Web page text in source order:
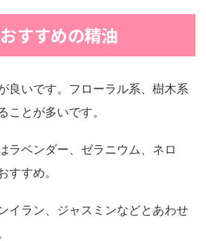
すすめの精油
良いです。フローラル系、樹木系
ことが多いです。
ラベンダー、ゼラニウム、ネロ
すすめ。
イラン、ジャスミンなどとあわせ